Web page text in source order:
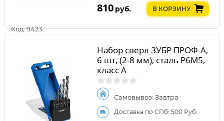
Код: 9423
810 руб. В КОРЗИНУ
Набор сверл ЗУБР ПРОФ-А,
6 шт, (2-8 мм), сталь Р6М5,
класс А
Самовывоз: Завтра
Доставка по СПб: 500 Руб.